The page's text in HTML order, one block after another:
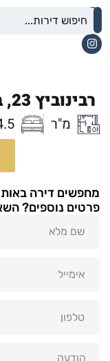
רבינוביץ 23,
מ"ר
מחפשים דירה
פרטים נוספים?